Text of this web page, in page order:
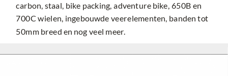
carbon, staal, bike packing, adventure bike, 650B en
700C wielen, ingebouwde veerelementen, banden tot
50mm breed en nog veel meer.